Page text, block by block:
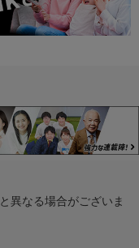
異なる場合がございま